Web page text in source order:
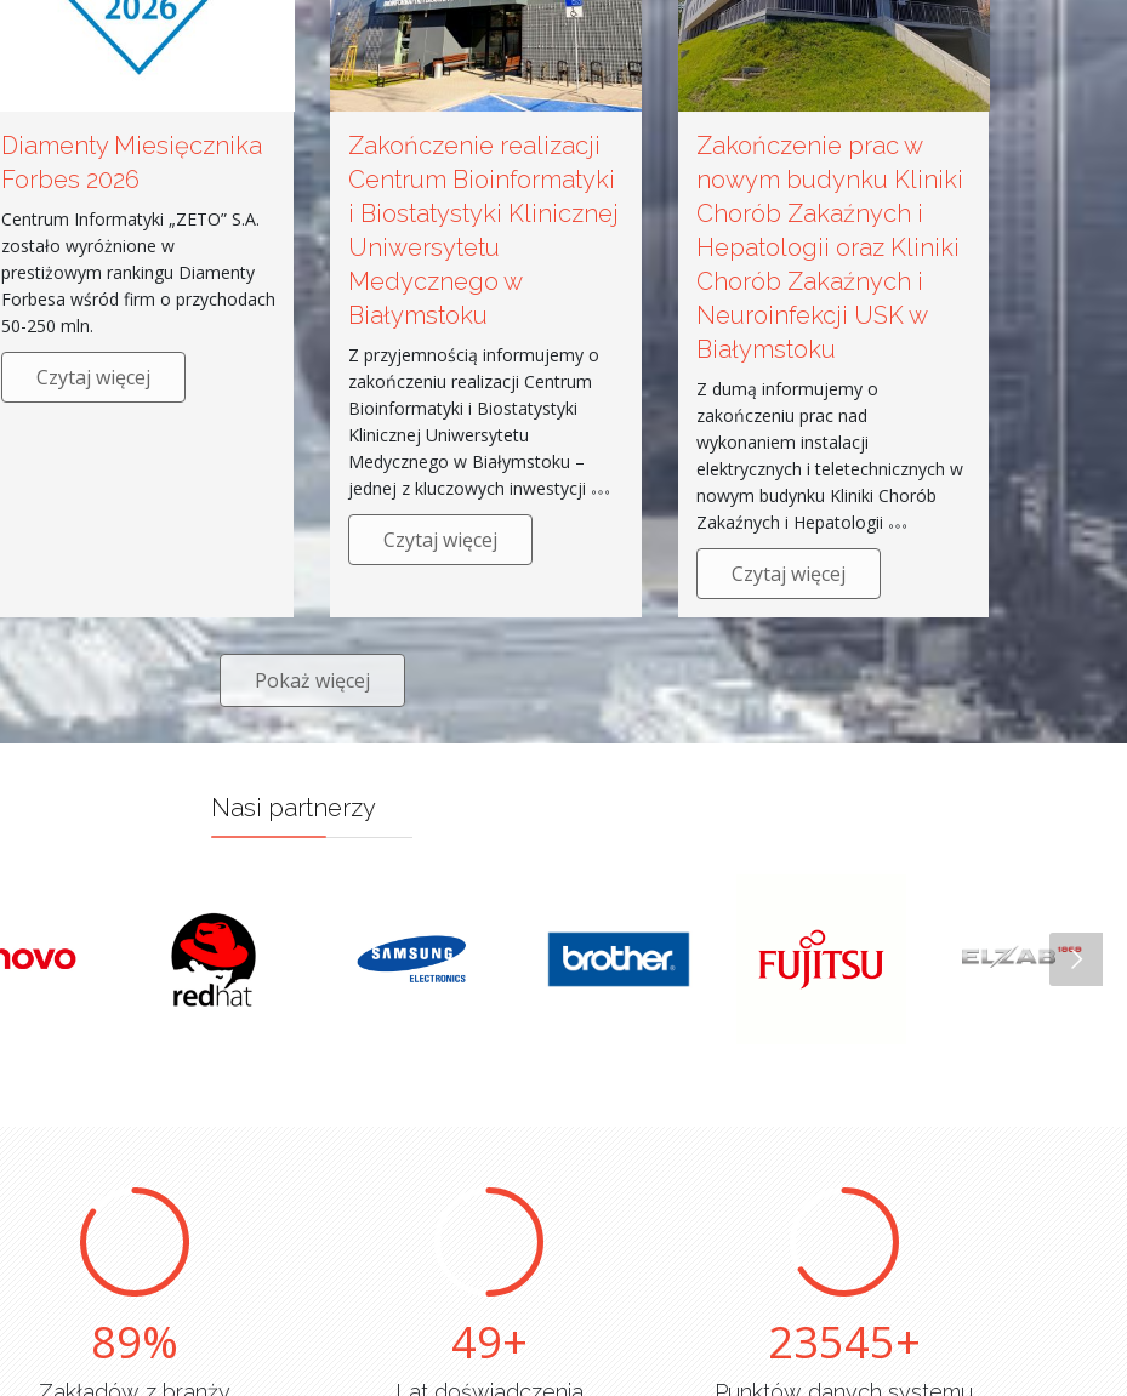
Diamenty Miesięcznika
Forbes 2026
Centrum Informatyki „ZETO” S.A.
zostało wyróżnione w
prestiżowym rankingu Diamenty
Forbesa wśród firm o przychodach
50-250 mln.
Czytaj więcej
Zakończenie realizacji
Centrum Bioinformatyki
i Biostatystyki Klinicznej
Uniwersytetu
Medycznego w
Białymstoku
Z przyjemnością informujemy o
zakończeniu realizacji Centrum
Bioinformatyki i Biostatystyki
Klinicznej Uniwersytetu
Medycznego w Białymstoku –
jednej z kluczowych inwestycji
Czytaj więcej
Zakończenie prac w
nowym budynku Kliniki
Chorób Zakaźnych i
Hepatologii oraz Kliniki
Chorób Zakaźnych i
Neuroinfekcji USK w
Białymstoku
Z dumą informujemy o
zakończeniu prac nad
wykonaniem instalacji
elektrycznych i teletechnicznych w
nowym budynku Kliniki Chorób
Zakaźnych i Hepatologii
Czytaj więcej
Pokaż więcej
Nasi partnerzy
90 50 25000